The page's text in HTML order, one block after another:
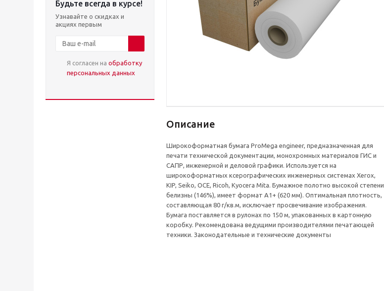
Будьте всегда в курсе!
Узнавайте о скидках и
акциях первым
Я согласен на обработку
персональных данных
Описание
Широкоформатная бумага ProMega engineer, предназначенная для
печати технической документации, монохромных материалов ГИС и
САПР, инженерной и деловой графики. Используется на
широкоформатных ксерографических инженерных системах Xerox,
KIP, Seiko, OCE, Riсoh, Kyocera Mitа. Бумажное полотно высокой степени
белизны (146%), имеет формат A1+ (620 мм). Оптимальная плотность,
составляющая 80 г/кв.м, исключает просвечивание изображения.
Бумага поставляется в рулонах по 150 м, упакованных в картонную
коробку. Рекомендована ведущими производителями печатающей
техники. Законодательные и технические документы